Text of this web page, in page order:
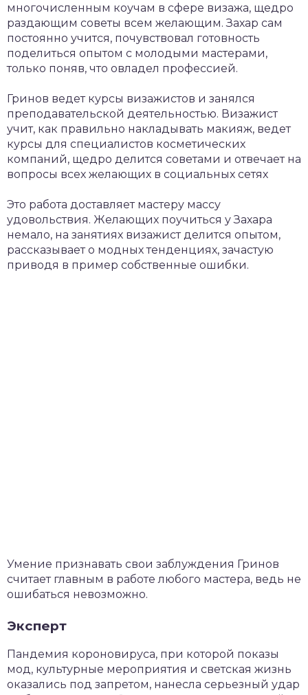
многочисленным коучам в сфере визажа, щедро
раздающим советы всем желающим. Захар сам
постоянно учится, почувствовал готовность
поделиться опытом с молодыми мастерами,
только поняв, что овладел профессией.
Гринов ведет курсы визажистов и занялся
преподавательской деятельностью. Визажист
учит, как правильно накладывать макияж, ведет
курсы для специалистов косметических
компаний, щедро делится советами и отвечает на
вопросы всех желающих в социальных сетях
Это работа доставляет мастеру массу
удовольствия. Желающих поучиться у Захара
немало, на занятиях визажист делится опытом,
рассказывает о модных тенденциях, зачастую
приводя в пример собственные ошибки.
Умение признавать свои заблуждения Гринов
считает главным в работе любого мастера, ведь не
ошибаться невозможно.
Эксперт
Пандемия короновируса, при которой показы
мод, культурные мероприятия и светская жизнь
оказались под запретом, нанесла серьезный удар